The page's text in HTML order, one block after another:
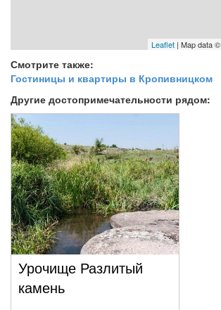
Leaflet | Map data ©
Смотрите также:
Гостиницы и квартиры в Кропивницком
Другие достопримечательности рядом:
Урочище Разлитый
камень